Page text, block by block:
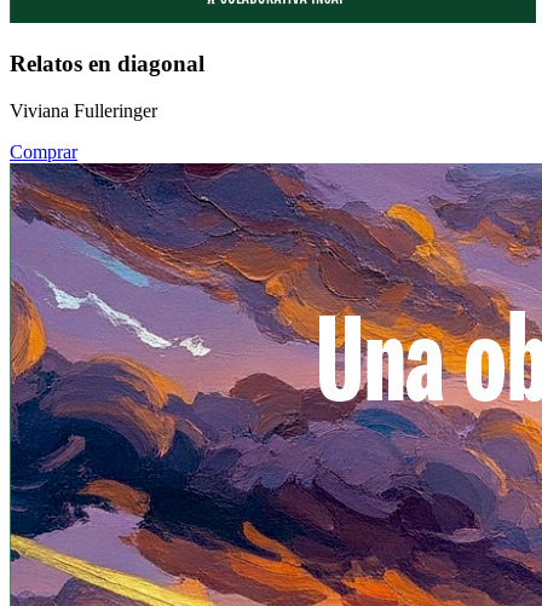
Relatos en diagonal
Viviana Fulleringer
Comprar